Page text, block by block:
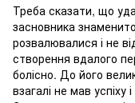
Треба сказати, що
засновника
розвалювалися і не
створення вдалого
болісно. До його
взагалі не мав успіху